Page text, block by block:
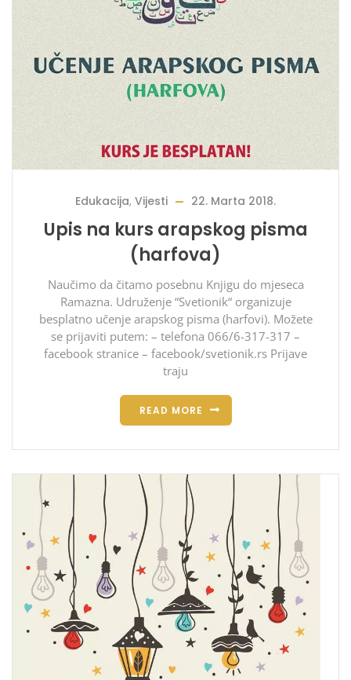
Edukacija, Vijesti 22. Marta 2018.
Upis na kurs arapskog pisma
(harfova)
Naučimo da čitamo posebnu Knjigu do mjeseca
Ramazna. Udruženje “Svetionik“ organizuje
besplatno učenje arapskog pisma (harfovi). Možete
se prijaviti putem: – telefona 066/6-317-317 –
facebook stranice – facebook/svetionik.rs Prijave
traju
READ MORE